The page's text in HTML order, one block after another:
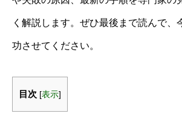
く解説します。ぜひ最後まで読んで、
功させてください。
目次 [表示]